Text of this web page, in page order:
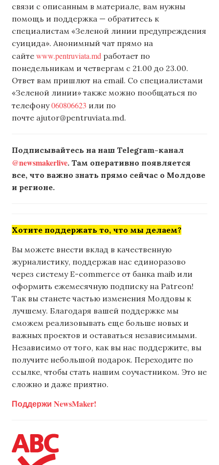
связи с описанным в материале, вам нужны
помощь и поддержка — обратитесь к
специалистам «Зеленой линии предупреждения
суицида». Анонимный чат прямо на
сайте www.pentruviata.md работает по
понедельникам и четвергам с 21.00 до 23.00.
Ответ вам пришлют на email. Со специалистами
«Зеленой линии» также можно пообщаться по
телефону060806623 или по
почте ajutor@pentruviata.md.
Подписывайтесь на наш Telegram-канал
@newsmakerlive. Там оперативно появляется
все, что важно знать прямо сейчас о Молдове
и регионе.
Хотите поддержать то, что мы делаем?
Вы можете внести вклад в качественную
журналистику, поддержав нас единоразово
через систему E-commerce от банка maib или
оформить ежемесячную подписку на Patreon!
Так вы станете частью изменения Молдовы к
лучшему. Благодаря вашей поддержке мы
сможем реализовывать еще больше новых и
важных проектов и оставаться независимыми.
Независимо от того, как вы нас поддержите, вы
получите небольшой подарок. Переходите по
ссылке, чтобы стать нашим соучастником. Это не
сложно и даже приятно.
Поддержи NewsMaker!